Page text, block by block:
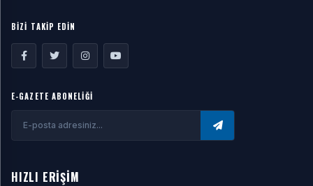
BİZİ TAKİP EDİN
E-GAZETE ABONELİĞİ
HIZLI ERİŞİM